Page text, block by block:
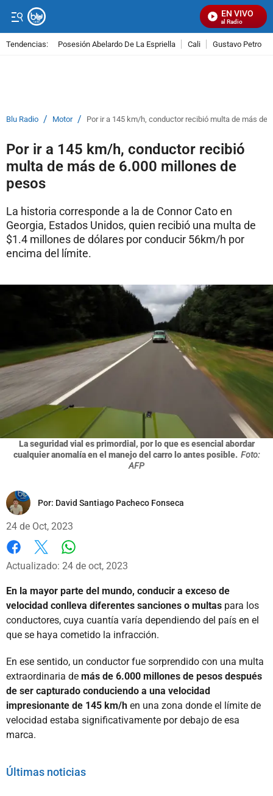
EN VIVO
Señal Visual Radio
Tendencias: Posesión Abelardo De La Espriella Cali Gustavo Petro
Blu Radio / Motor / Por ir a 145 km/h, conductor recibió multa de más de
Por ir a 145 km/h, conductor recibió
multa de más de 6.000 millones de
pesos
La historia corresponde a la de Connor Cato en
Georgia, Estados Unidos, quien recibió una multa de
$1.4 millones de dólares por conducir 56km/h por
encima del límite.
La seguridad vial es primordial, por lo que es esencial abordar
cualquier anomalía en el manejo del carro lo antes posible. Foto:
AFP
Por: David Santiago Pacheco Fonseca
24 de Oct, 2023
Facebook
X
Actualizado: 24 de oct, 2023
En la mayor parte del mundo, conducir a exceso de
velocidad conlleva diferentes sanciones o multas para los
conductores, cuya cuantía varía dependiendo del país en el
que se haya cometido la infracción.
En ese sentido, un conductor fue sorprendido con una multa
extraordinaria de más de 6.000 millones de pesos después
de ser capturado conduciendo a una velocidad
impresionante de 145 km/h en una zona donde el límite de
velocidad estaba significativamente por debajo de esa
marca.
Últimas noticias